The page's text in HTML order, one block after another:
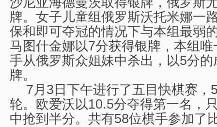
牌。女子儿童组俄罗斯沃托米娜一
保和即可夺冠的情况下与本组最弱
马图什金娜以7分获得银牌，本组
手从俄罗斯众姐妹中杀出，以5分
牌。
7月3日下午进行了五目快棋赛，
轮。欧爱沃以10.5分夺得第一名，
中抢到半分。共有58位棋手参加了